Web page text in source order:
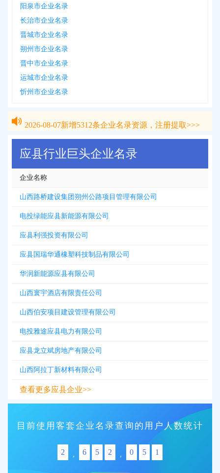
阳泉市企业名录
长治市企业名录
晋城市企业名录
朔州市企业名录
晋中市企业名录
运城市企业名录
忻州市企业名录
2026-08-07新增5312条企业名录资源，注册提取>>>
应县行业巨头企业名录
企业名称
山西路桥建设集团朔州公路项目管理有限公司
电投绿能应县新能源有限公司
应县利强投资有限公司
应县国瑞华通橡塑科技制品有限公司
华润新能源应县有限公司
山西寰宇酒店有限责任公司
山西伯安项目建设管理有限公司
电投雅途应县电力有限公司
应县龙立斌房地产有限公司
山西阿拉丁新材料有限公司
查看更多应县企业>>
目前使用客套企业名录查询的用户人数统计
2 , 6 5 2 , 0 5 1